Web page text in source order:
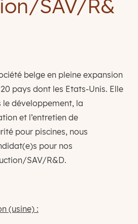
SAV/R&
belge en pleine expansion
pays dont les Etats-Unis. Elle
le développement, la
et l’entretien de
pour piscines, nous
pour nos
SAV/R&D.
(usine) :